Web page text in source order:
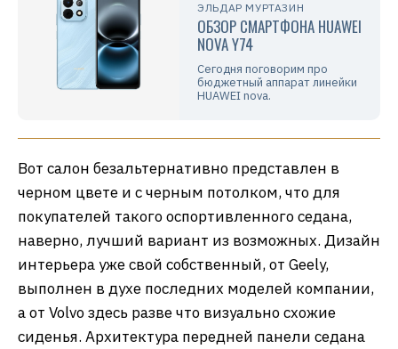
ЭЛЬДАР МУРТАЗИН
ОБЗОР СМАРТФОНА HUAWEI
NOVA Y74
Сегодня поговорим про
бюджетный аппарат линейки
HUAWEI nova.
Вот салон безальтернативно представлен в
черном цвете и с черным потолком, что для
покупателей такого оспортивленного седана,
наверно, лучший вариант из возможных. Дизайн
интерьера уже свой собственный, от Geely,
выполнен в духе последних моделей компании,
а от Volvo здесь разве что визуально схожие
сиденья. Архитектура передней панели седана